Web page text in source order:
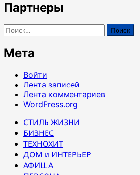
Партнеры
Найти:
Мета
Войти
Лента записей
Лента комментариев
WordPress.org
СТИЛЬ ЖИЗНИ
БИЗНЕС
ТЕХНОХИТ
ДОМ и ИНТЕРЬЕР
АФИША